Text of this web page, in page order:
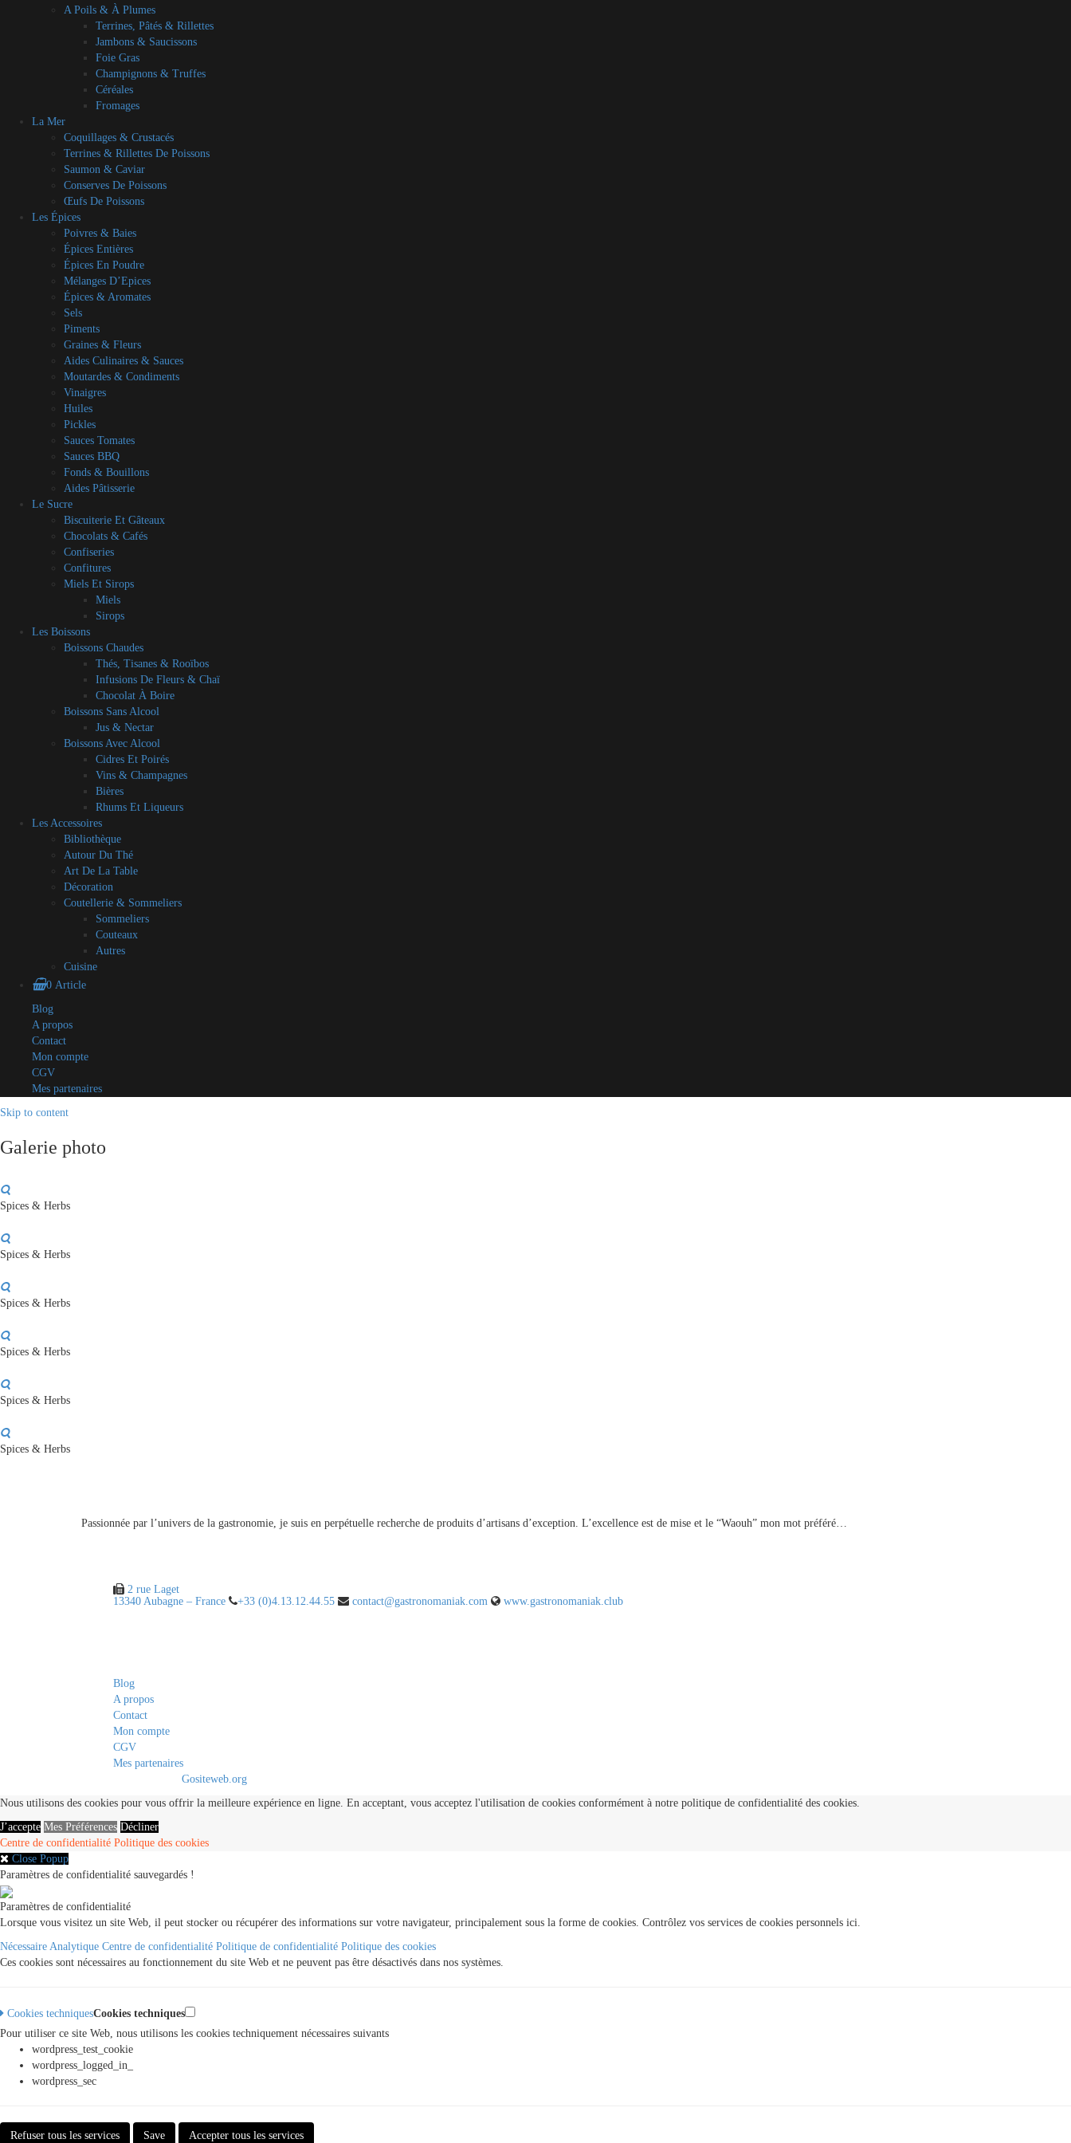
A Poils & À Plumes
Terrines, Pâtés & Rillettes
Jambons & Saucissons
Foie Gras
Champignons & Truffes
Céréales
Fromages
La Mer
Coquillages & Crustacés
Terrines & Rillettes De Poissons
Saumon & Caviar
Conserves De Poissons
Œufs De Poissons
Les Épices
Poivres & Baies
Épices Entières
Épices En Poudre
Mélanges D’Epices
Épices & Aromates
Sels
Piments
Graines & Fleurs
Aides Culinaires & Sauces
Moutardes & Condiments
Vinaigres
Huiles
Pickles
Sauces Tomates
Sauces BBQ
Fonds & Bouillons
Aides Pâtisserie
Le Sucre
Biscuiterie Et Gâteaux
Chocolats & Cafés
Confiseries
Confitures
Miels Et Sirops
Miels
Sirops
Les Boissons
Boissons Chaudes
Thés, Tisanes & Rooïbos
Infusions De Fleurs & Chaï
Chocolat À Boire
Boissons Sans Alcool
Jus & Nectar
Boissons Avec Alcool
Cidres Et Poirés
Vins & Champagnes
Bières
Rhums Et Liqueurs
Les Accessoires
Bibliothèque
Autour Du Thé
Art De La Table
Décoration
Coutellerie & Sommeliers
Sommeliers
Couteaux
Autres
Cuisine
0 Article
Blog
A propos
Contact
Mon compte
CGV
Mes partenaires
Skip to content
Galerie photo
Spices & Herbs
Spices & Herbs
Spices & Herbs
Spices & Herbs
Spices & Herbs
Spices & Herbs
Passionnée par l’univers de la gastronomie, je suis en perpétuelle recherche de produits d’artisans d’exception. L’excellence est de mise et le “Waouh” mon mot préféré…
2 rue Laget
13340 Aubagne – France
+33 (0)4.13.12.44.55 contact@gastronomaniak.com www.gastronomaniak.club
Blog
A propos
Contact
Mon compte
CGV
Mes partenaires
Gositeweb.org
Nous utilisons des cookies pour vous offrir la meilleure expérience en ligne. En acceptant, vous acceptez l'utilisation de cookies conformément à notre politique de confidentialité des cookies.
J’accepte Mes Préférences Décliner
Centre de confidentialité Politique des cookies
Close Popup
Paramètres de confidentialité sauvegardés !
Paramètres de confidentialité
Lorsque vous visitez un site Web, il peut stocker ou récupérer des informations sur votre navigateur, principalement sous la forme de cookies. Contrôlez vos services de cookies personnels ici.
Nécessaire Analytique Centre de confidentialité Politique de confidentialité Politique des cookies
Ces cookies sont nécessaires au fonctionnement du site Web et ne peuvent pas être désactivés dans nos systèmes.
Cookies techniquesCookies techniques
Pour utiliser ce site Web, nous utilisons les cookies techniquement nécessaires suivants
wordpress_test_cookie
wordpress_logged_in_
wordpress_sec
Refuser tous les services Save Accepter tous les services